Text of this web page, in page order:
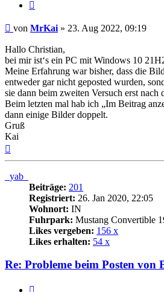
Beitrag
von MrKai » 23. Aug 2022, 09:19
Hallo Christian,
bei mir ist‘s ein PC mit Windows 10
Meine Erfahrung war bisher, dass die
entweder gar nicht geposted wurden,
sie dann beim zweiten Versuch erst nach
Beim letzten mal hab ich „Im Beitrag
dann einige Bilder doppelt.
Gruß
Kai
_yab_
Beiträge: 201
Registriert: 26. Jan 2020, 22:05
Wohnort: IN
Fuhrpark: Mustang Convertible
Likes vergeben: 156 x
Likes erhalten: 54 x
Re: Probleme beim Posten von